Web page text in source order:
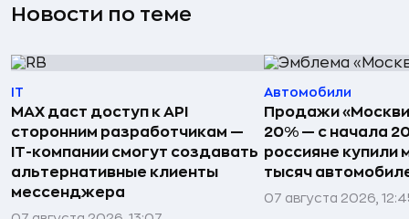
Новости по теме
IT
MAX даст доступ к API
сторонним разработчикам —
IT-компании смогут создавать
альтернативные клиенты
мессенджера
Автомобили
Продажи
20% — с начала
россияне купили
тысяч
07 августа 2026,